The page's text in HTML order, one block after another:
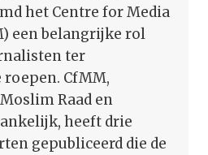
het Centre for Media
een belangrijke rol
ter
CfMM,
Raad en
heeft drie
gepubliceerd die de